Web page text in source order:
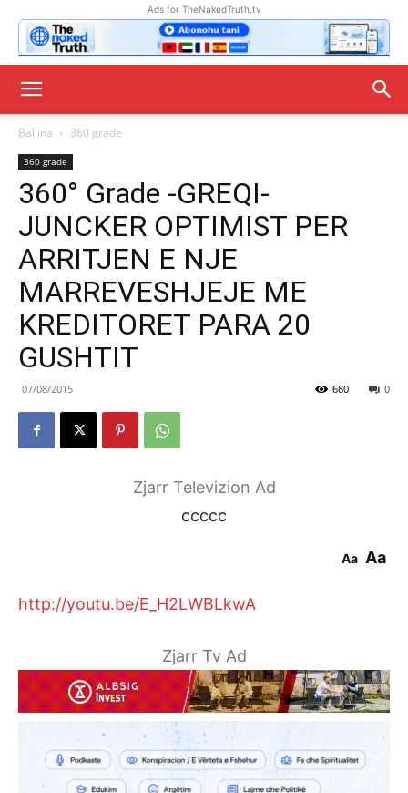
Ads for TheNakedTruth.tv
Ballina 360 grade
360 grade
360° Grade -GREQI-
JUNCKER OPTIMIST PER
ARRITJEN E NJE
MARREVESHJEJE ME
KREDITORET PARA 20
GUSHTIT
07/08/2015 0
680
Zjarr Televizion Ad
ccccc
Aa Aa
http://youtu.be/E_H2LWBLkwA
Zjarr Tv Ad